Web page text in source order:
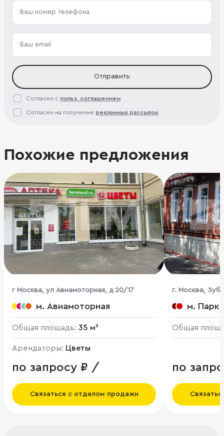
Отправить
Согласен с польз. соглашением
Согласен на получение рекламных рассылок
Похожие предложения
г Москва, ул Авиамоторная, д 20/17
м. Авиамоторная
Общая площадь: 35 м²
Арендаторы: Цветы
по запросу ₽ /
Связаться с отделом продажи
г. Москва,
м. Парк
Общая
по